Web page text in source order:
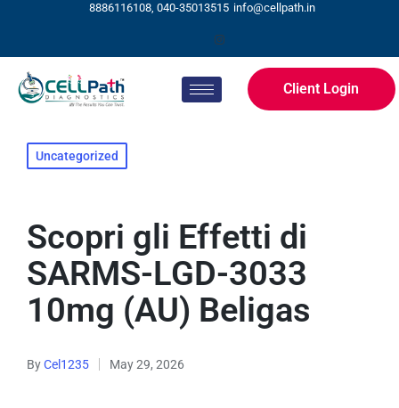
8886116108, 040-35013515 info@cellpath.in
Client Login
Uncategorized
Scopri gli Effetti di
SARMS-LGD-3033
10mg (AU) Beligas
ByCel1235 May 29, 2026